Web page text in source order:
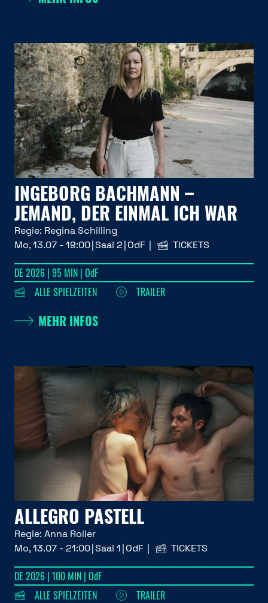
INGEBORG BACHMANN –
JEMAND, DER EINMAL ICH WAR
Regie: Regina Schilling
Mo, 13.07 - 19:00 Saal 2 OdF TICKETS
DE 2026 | 95 MIN | OdF
ALLE SPIELZEITEN
TRAILER
MEHR INFOS
ALLEGRO PASTELL
Regie: Anna Roller
Mo, 13.07 - 21:00 Saal 1 OdF TICKETS
DE 2026 | 100 MIN | OdF
ALLE SPIELZEITEN
TRAILER